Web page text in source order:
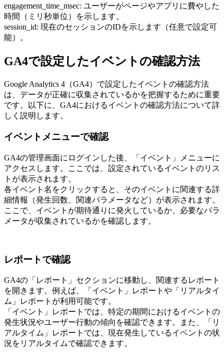
engagement_time_msec: ユーザーがページやアプリに費やした
時間（ミリ秒単位）を示します。
session_id: 現在のセッションのIDを示します（任意で設定可
能）。
GA4で設定したイベントの確認方法
Google Analytics 4（GA4）で設定したイベントの確認方法
は、データが正確に収集されているかを把握するために重要
です。以下に、GA4におけるイベントの確認方法について詳
しく説明します。
イベントメニューで確認
GA4の管理画面にログインした後、「イベント」メニューに
アクセスします。ここでは、設定されているイベントのリス
トが表示されます。
各イベント名をクリックすると、そのイベントに関連する詳
細情報（発生回数、関連パラメータなど）が表示されます。
ここで、イベントが期待通りに発火しているか、必要なパラ
メータが収集されているかを確認します。
レポートで確認
GA4の「レポート」セクションに移動し、関連するレポート
を開きます。例えば、「イベント」レポートや「リアルタイ
ム」レポートが利用可能です。
「イベント」レポートでは、特定の期間におけるイベントの
発生状況やユーザー行動の傾向を確認できます。また、「リ
アルタイム」レポートでは、現在発生しているイベントの状
況をリアルタイムで確認できます。